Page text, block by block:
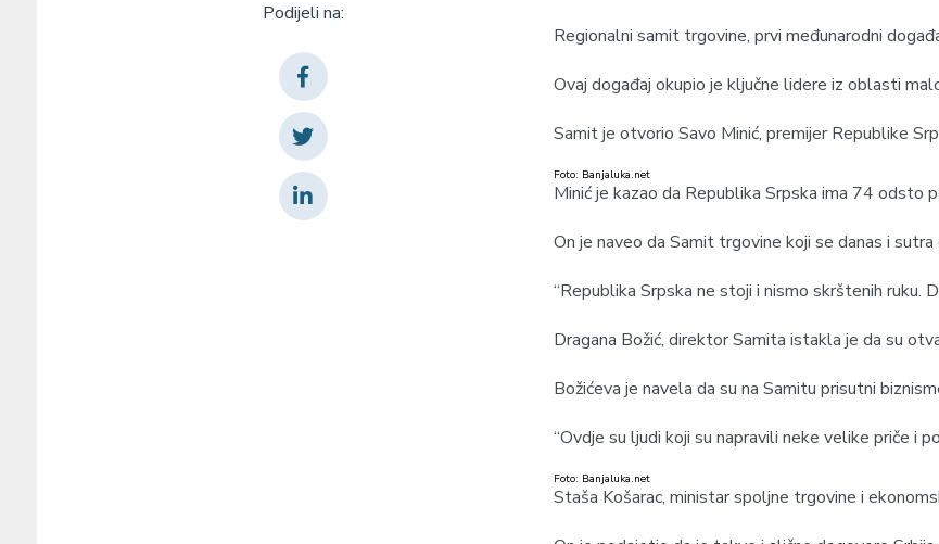
Podijeli na:
Regionalni samit trgovine, prvi međunarodni
Ovaj događaj okupio je ključne lidere iz oblasti
Samit je otvorio Savo Minić, premijer Republike
Foto: Banjaluka.net
Minić je kazao da Republika Srpska ima 74
On je naveo da Samit trgovine koji se danas i
“Republika Srpska ne stoji i nismo skrštenih ruku.
Dragana Božić, direktor Samita istakla je da su
Božićeva je navela da su na Samitu prisutni
“Ovdje su ljudi koji su napravili neke velike priče i
Foto: Banjaluka.net
Staša Košarac, ministar spoljne trgovine i